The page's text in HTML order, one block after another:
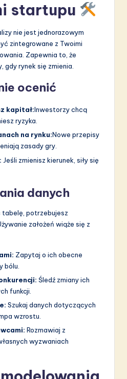
startupu
nie jest jednorazowym
zintegrowane z Twoimi
Zapewnia to, że
gdy rynek się zmienia.
ocenić
kapitał:Inwestorzy chcą
ryzyka.
na rynku:Nowe przepisy
zasady gry.
Jeśli zmienisz kierunek, siły się
danych
tabelę, potrzebujesz
założeń wiąże się z
Zapytaj o ich obecne
bólu.
Śledź zmiany ich
funkcji.
Szukaj danych dotyczących
wzrostu.
Rozmawiaj z
wyzwaniach